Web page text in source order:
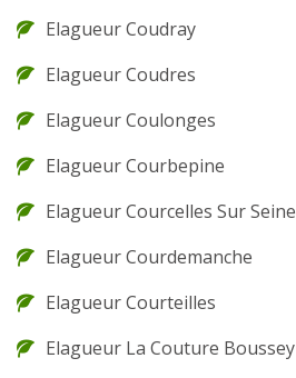
Elagueur Coudray
Elagueur Coudres
Elagueur Coulonges
Elagueur Courbepine
Elagueur Courcelles Sur Seine
Elagueur Courdemanche
Elagueur Courteilles
Elagueur La Couture Boussey